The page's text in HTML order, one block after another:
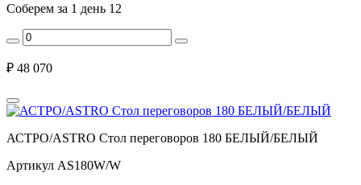
Соберем за 1 день 12
₽ 48 070
АСТРО/ASTRO Стол переговоров 180 БЕЛЫЙ/БЕЛЫЙ
Артикул AS180W/W